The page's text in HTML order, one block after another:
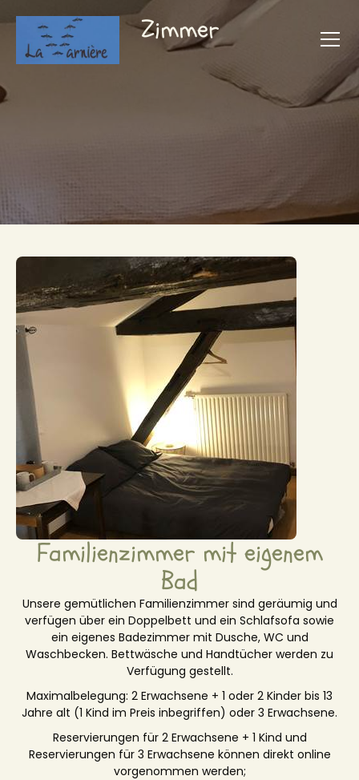
Zimmer
Familienzimmer mit eigenem
Bad
Unsere gemütlichen Familienzimmer sind geräumig und
verfügen über ein Doppelbett und ein Schlafsofa sowie
ein eigenes Badezimmer mit Dusche, WC und
Waschbecken. Bettwäsche und Handtücher werden zu
Verfügung gestellt.
Maximalbelegung: 2 Erwachsene + 1 oder 2 Kinder bis 13
Jahre alt (1 Kind im Preis inbegriffen) oder 3 Erwachsene.
Reservierungen für 2 Erwachsene + 1 Kind und
Reservierungen für 3 Erwachsene können direkt online
vorgenommen werden;